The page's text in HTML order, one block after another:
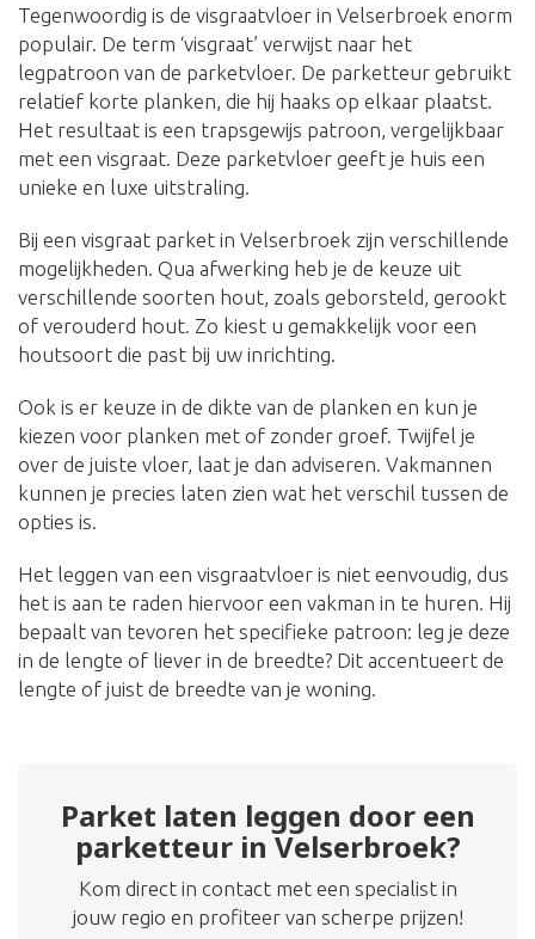
Tegenwoordig is de visgraatvloer in Velserbroek enorm
populair. De term ‘visgraat’ verwijst naar het
legpatroon van de parketvloer. De parketteur gebruikt
relatief korte planken, die hij haaks op elkaar plaatst.
Het resultaat is een trapsgewijs patroon, vergelijkbaar
met een visgraat. Deze parketvloer geeft je huis een
unieke en luxe uitstraling.
Bij een visgraat parket in Velserbroek zijn verschillende
mogelijkheden. Qua afwerking heb je de keuze uit
verschillende soorten hout, zoals geborsteld, gerookt
of verouderd hout. Zo kiest u gemakkelijk voor een
houtsoort die past bij uw inrichting.
Ook is er keuze in de dikte van de planken en kun je
kiezen voor planken met of zonder groef. Twijfel je
over de juiste vloer, laat je dan adviseren. Vakmannen
kunnen je precies laten zien wat het verschil tussen de
opties is.
Het leggen van een visgraatvloer is niet eenvoudig, dus
het is aan te raden hiervoor een vakman in te huren. Hij
bepaalt van tevoren het specifieke patroon: leg je deze
in de lengte of liever in de breedte? Dit accentueert de
lengte of juist de breedte van je woning.
Parket laten leggen door een
parketteur in Velserbroek?
Kom direct in contact met een specialist in
jouw regio en profiteer van scherpe prijzen!